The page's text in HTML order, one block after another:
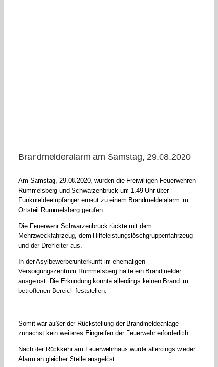
Brandmelderalarm am Samstag, 29.08.2020
Am Samstag, 29.08.2020, wurden die Freiwilligen Feuerwehren
Rummelsberg und Schwarzenbruck um 1.49 Uhr über
Funkmeldeempfänger erneut zu einem Brandmelderalarm im
Ortsteil Rummelsberg gerufen.
Die Feuerwehr Schwarzenbruck rückte mit dem
Mehrzweckfahrzeug, dem Hilfeleistungslöschgruppenfahrzeug
und der Drehleiter aus.
In der Asylbewerberunterkunft im ehemaligen
Versorgungszentrum Rummelsberg hatte ein Brandmelder
ausgelöst. Die Erkundung konnte allerdings keinen Brand im
betroffenen Bereich feststellen.
Somit war außer der Rückstellung der Brandmeldeanlage
zunächst kein weiteres Eingreifen der Feuerwehr erforderlich.
Nach der Rückkehr am Feuerwehrhaus wurde allerdings wieder
Alarm an gleicher Stelle ausgelöst.